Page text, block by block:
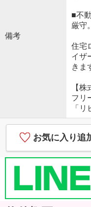
備考
■不
厳守
住宅
イザ
きま
【
フリ
「
お気に入り追